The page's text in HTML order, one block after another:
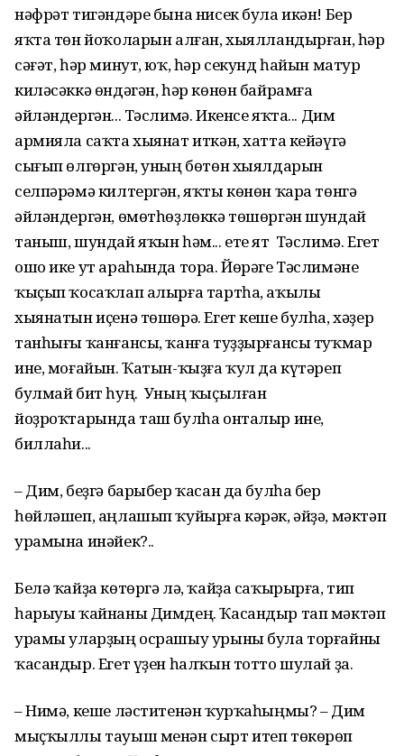
нәфрәт тигәндәре бына нисек була икән! Бер
яҡта төн йоҡоларын алған, хыялландырған, һәр
сәғәт, һәр минут, юҡ, һәр секунд һайын матур
киләсәккә өндәгән, һәр көнөн байрамға
әйләндергән... Тәслимә. Икенсе яҡта... Дим
армияла саҡта хыянат иткән, хатта кейәүгә
сығып өлгөргән, уның бөтөн хыялдарын
селпәрәмә килтергән, яҡты көнөн ҡара төнгә
әйләндергән, өмөтһөҙлөккә төшөргән шундай
таныш, шундай яҡын һәм... ете ят Тәслимә. Егет
ошо ике ут араһында тора. Йөрәге Тәслимәне
ҡыҫып ҡосаҡлап алырға тартһа, аҡылы
хыянатын иҫенә төшөрә. Егет кеше булһа, хәҙер
танһығы ҡанғансы, ҡанға туҙҙырғансы туҡмар
ине, моғайын. Ҡатын-ҡыҙға ҡул да күтәреп
булмай бит һуң. Уның ҡыҫылған
йоҙроҡтарында таш булһа онталыр ине,
биллаһи...
– Дим, беҙгә барыбер ҡасан да булһа бер
һөйләшеп, аңлашып ҡуйырға кәрәк, әйҙә, мәктәп
урамына инәйек?..
Белә ҡайҙа көтөргә лә, ҡайҙа саҡырырға, тип
һарыуы ҡайнаны Димдең. Ҡасандыр тап мәктәп
урамы уларҙың осрашыу урыны була торғайны
ҡасандыр. Егет үҙен һалҡын тотто шулай ҙа.
– Нимә, кеше ләститенән ҡурҡаһыңмы? – Дим
мыҫҡыллы тауыш менән сырт итеп төкөрөп